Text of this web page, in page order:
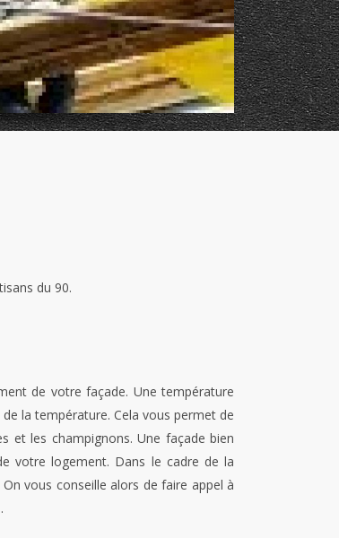
du 90.
de votre façade. Une température
la température. Cela vous permet de
et les champignons. Une façade bien
votre logement. Dans le cadre de la
On vous conseille alors de faire appel à